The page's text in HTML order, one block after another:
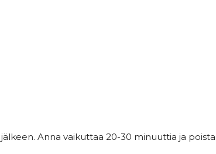
Anna vaikuttaa 20-30 minuuttia ja